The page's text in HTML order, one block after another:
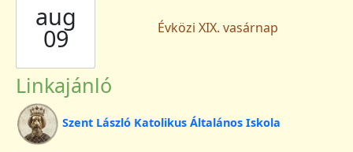
aug
09 Évközi XIX. vasárnap
Linkajánló
Szent László Katolikus Általános Iskola